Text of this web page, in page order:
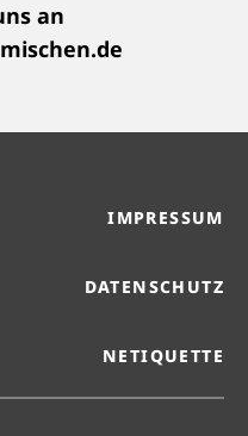
an
IMPRESSUM
DATENSCHUTZ
NETIQUETTE